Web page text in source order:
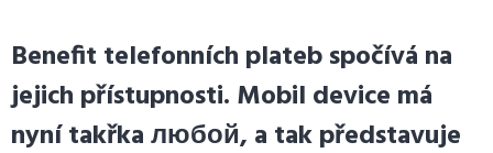
Benefit telefonních plateb spočívá na
jejich přístupnosti. Mobil device má
nyní takřka любой, a tak představuje